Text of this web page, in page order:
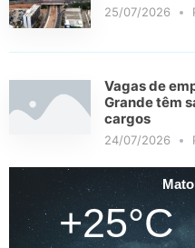
25/07/2026
Vagas de
Grande têm
cargos
24/07/2026
+25°C